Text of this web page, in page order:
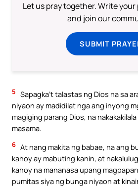
Let us pray together. Write
and join our
SUBMIT
5 Sapagka’t talastas ng Dios na sa
niyaon ay madidilat nga ang inyong
magiging parang Dios, na
masama.
6 At nang makita ng babae, na ang
kahoy ay mabuting kanin, at
kahoy na mananasa upang
pumitas siya ng bunga niyaon at